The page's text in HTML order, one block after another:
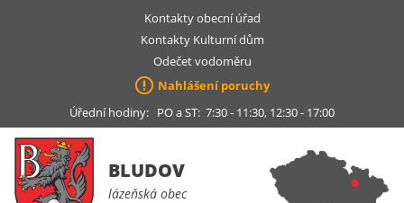
Kontakty obecní úřad
Kontakty Kulturní dům
Odečet vodoměru
Nahlášení poruchy
Úřední hodiny: PO a ST: 7:30 - 11:30, 12:30 - 17:00
BLUDOV
lázeňská obec